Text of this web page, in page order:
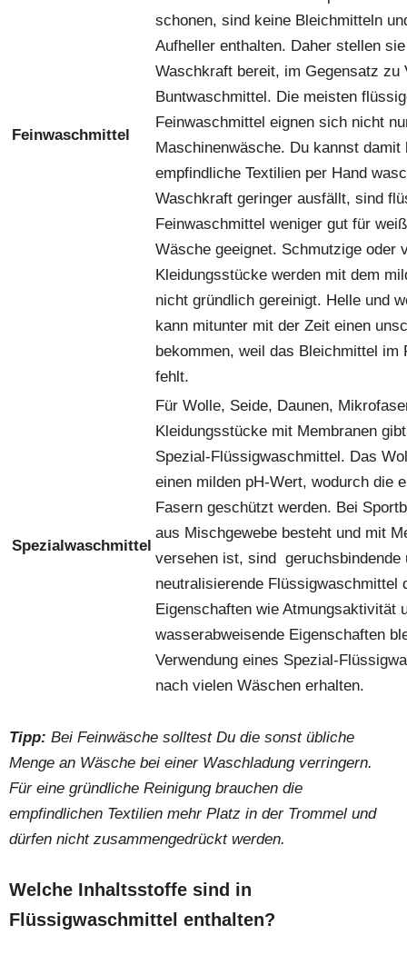
Feinwaschmittel
schonen, sind keine Bleichmitteln
Aufheller enthalten. Daher stellen
Waschkraft bereit, im Gegensatz zu
Buntwaschmittel. Die meisten
Feinwaschmittel eignen sich nicht
Maschinenwäsche. Du kannst damit
empfindliche Textilien per Hand
Waschkraft geringer ausfällt, sind
Feinwaschmittel weniger gut für
Wäsche geeignet. Schmutzige oder
Kleidungsstücke werden mit dem
nicht gründlich gereinigt. Helle und
kann mitunter mit der Zeit einen
bekommen, weil das Bleichmittel im
fehlt.
Spezialwaschmittel
Für Wolle, Seide, Daunen,
Kleidungsstücke mit Membranen
Spezial-Flüssigwaschmittel. Das
einen milden pH-Wert, wodurch die
Fasern geschützt werden. Bei
aus Mischgewebe besteht und mit
versehen ist, sind geruchsbindende
neutralisierende Flüssigwaschmittel
Eigenschaften wie Atmungsaktivität
wasserabweisende Eigenschaften
Verwendung eines Spezial-
nach vielen Wäschen erhalten.
Tipp: Bei Feinwäsche solltest Du die sonst übliche
Menge an Wäsche bei einer Waschladung verringern.
Für eine gründliche Reinigung brauchen die
empfindlichen Textilien mehr Platz in der Trommel und
dürfen nicht zusammengedrückt werden.
Welche Inhaltsstoffe sind in
Flüssigwaschmittel enthalten?